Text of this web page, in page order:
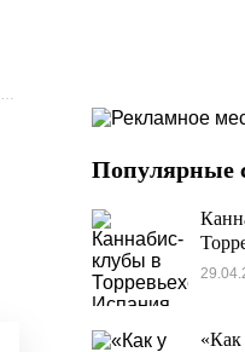
Популярные
«Как